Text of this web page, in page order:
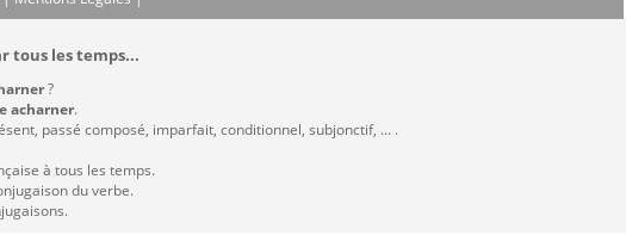
tous les temps...
?
acharner.
passé composé, imparfait, conditionnel, subjonctif, ... .
à tous les temps.
du verbe.